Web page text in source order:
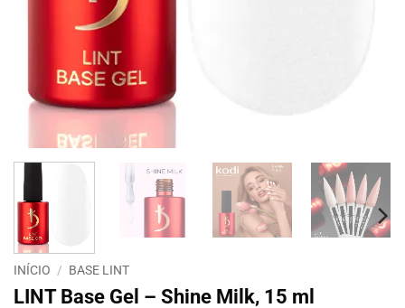
INÍCIO / BASE LINT
LINT Base Gel – Shine Milk, 15 ml